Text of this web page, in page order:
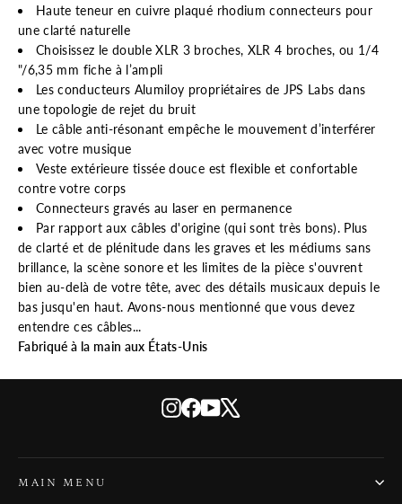
Haute teneur en cuivre plaqué rhodium connecteurs pour
une clarté naturelle
Choisissez le double XLR 3 broches, XLR 4 broches, ou 1/4
"/6,35 mm fiche à l’ampli
Les conducteurs Alumiloy propriétaires de JPS Labs dans
une topologie de rejet du bruit
Le câble anti-résonant empêche le mouvement d’interférer
avec votre musique
Veste extérieure tissée douce est flexible et confortable
contre votre corps
Connecteurs gravés au laser en permanence
Par rapport aux câbles d'origine (qui sont très bons). Plus
de clarté et de plénitude dans les graves et les médiums sans
brillance, la scène sonore et les limites de la pièce s'ouvrent
bien au-delà de votre tête, avec des détails musicaux depuis le
bas jusqu'en haut. Avons-nous mentionné que vous devez
entendre ces câbles...
Fabriqué à la main aux États-Unis
Instagram
Facebook
YouTube
MAIN MENU